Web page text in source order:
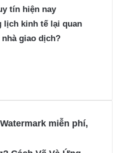
tín hiện nay
lịch kinh tế lại quan
giao dịch?
miễn phí,